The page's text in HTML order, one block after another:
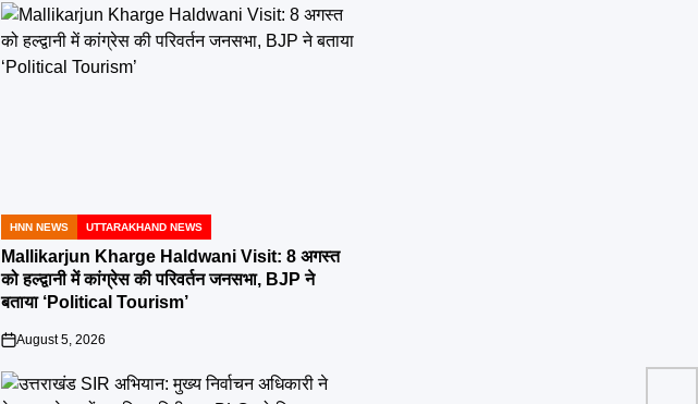
POSTED
IN
HNN NEWS UTTARAKHAND NEWS
Mallikarjun Kharge Haldwani Visit: 8 अगस्त
को हल्द्वानी में कांग्रेस की परिवर्तन जनसभा, BJP ने
बताया ‘Political Tourism’
on
August 5, 2026